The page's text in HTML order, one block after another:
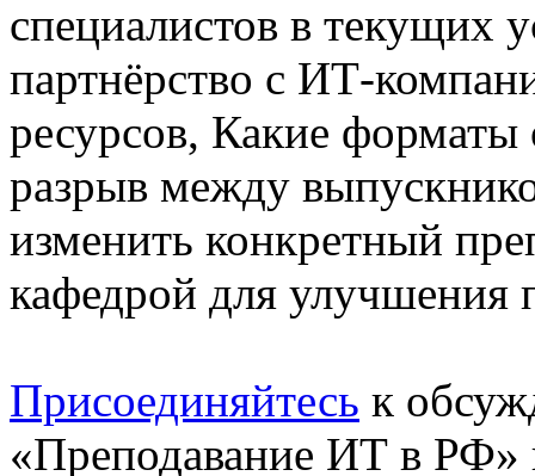
специалистов в текущих
партнёрство с ИТ-
ресурсов, Какие
разрыв между
изменить конкретный
кафедрой для улучшения
Присоединяйтесь к
«Преподавание ИТ в РФ»